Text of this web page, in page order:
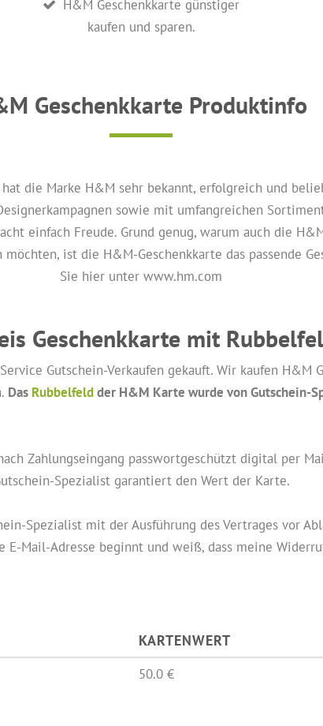
H&M Geschenkkarte günstiger
kaufen und sparen.
Geschenkkarte Produktinfo
hat die Marke H&M sehr bekannt, erfolgreich und
sowie mit umfangreichen
einfach Freude. Grund genug, warum auch die
ist die H&M-Geschenkkarte das passende
Sie hier unter www.hm.com
Geschenkkarte mit
Gutschein-Verkaufen gekauft. Wir kaufen H&M
Das Rubbelfeldder H&M Karte wurde von Gutschein-
Zahlungseingang passwortgeschützt digital per
Spezialist garantiert den Wert der Karte.
Spezialist mit der Ausführung des Vertrages vor
E-Mail-Adresse beginnt und weiß, dass meine
KARTENWERT
50.0 €